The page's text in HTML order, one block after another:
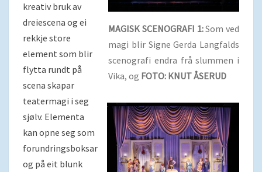
MAGISK SCENOGRAFI 1:Som ved
magi blir Signe Gerda Langfalds
scenografi endra frå slummen i
Vika, og FOTO: KNUT ÅSERUD
kreativ bruk av
dreiescena og ei
rekkje store
element som blir
flytta rundt på
scena skapar
teatermagi i seg
sjølv. Elementa
kan opne seg som
forundringsboksar
og på eit blunk